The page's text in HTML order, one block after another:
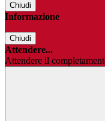
Chiudi
Informazione
Chiudi
Attendere...
Attendere il